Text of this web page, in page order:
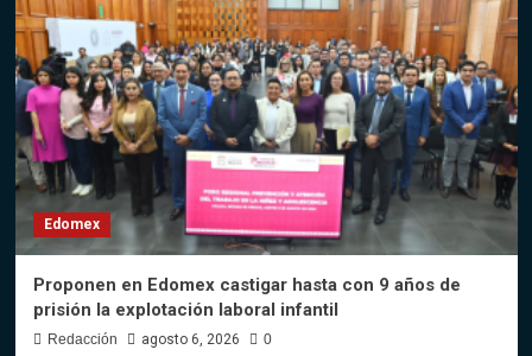
Edomex
Proponen en Edomex castigar hasta con 9 años de
prisión la explotación laboral infantil
Redacción agosto 6, 2026 0